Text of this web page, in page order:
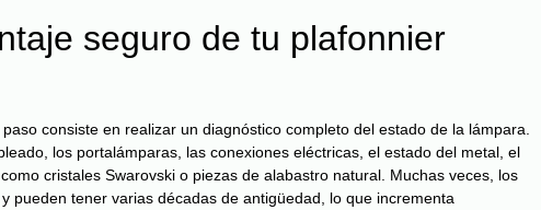
seguro de tu plafonnier
consiste en realizar un diagnóstico completo del estado de la lámpara.
los portalámparas, las conexiones eléctricas, el estado del metal, el
cristales Swarovski o piezas de alabastro natural. Muchas veces, los
pueden tener varias décadas de antigüedad, lo que incrementa